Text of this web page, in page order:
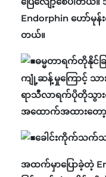
Endorphin ဟော်မု
တယ်။
ဓမ္မတာရက်တိုနိုင်
ကျုံ့ဆန့်မှုကြောင့် သား
ရာသီလာရက်ပိုတိုသွား
အထောက်အထားတော့
ခေါင်းကိုက်သက်သ
အထက်မှာပြောခဲ့တဲ့